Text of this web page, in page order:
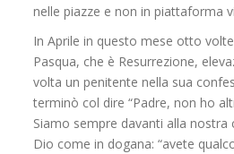
nelle piazze e non in piattaforma
In Aprile in questo mese otto
Pasqua, che è Resurrezione,
volta un penitente nella sua
terminò col dire “Padre, non ho
Siamo sempre davanti alla nostra
Dio come in dogana: “avete